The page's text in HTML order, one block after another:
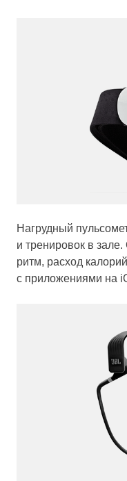
Нагрудный
и тренировок в
ритм, расход
с приложениями на